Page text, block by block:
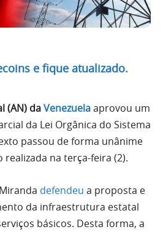
e fique atualizado.
(AN) daVenezuelaaprovou um
da Lei Orgânica do Sistema
passou de forma unânime
na terça-feira (2).
defendeu a proposta e
da infraestrutura estatal
básicos. Desta forma, a